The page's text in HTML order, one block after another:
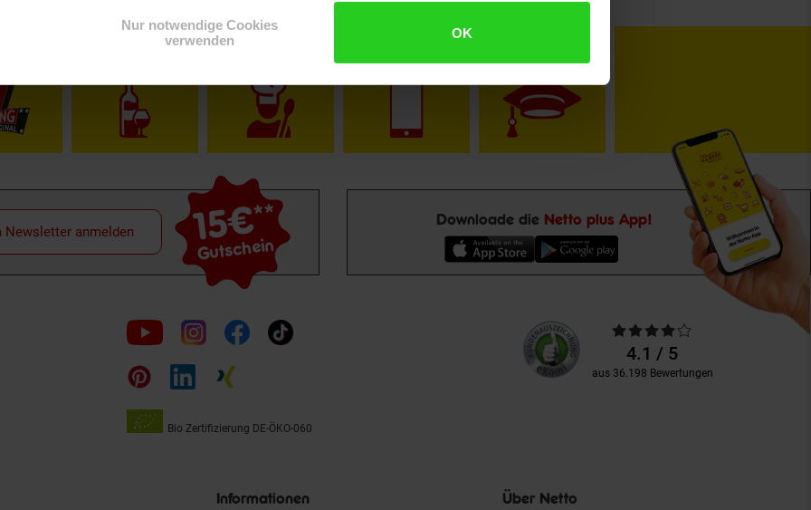
Nur notwendige Cookies
verwenden
OK
Weinwelt Rezeptwelt
15€**
Gutschein
Newsletter anmelden
Downloade die Netto plus App!
Folge
uns
auf
Bio Zertifizierung DE-ÖKO-060
Unsere
Kundenbewertungen
Durchschnittliche
Bewertungen4.1 / 5
aus 36.198 Bewertungen
Informationen Über Netto